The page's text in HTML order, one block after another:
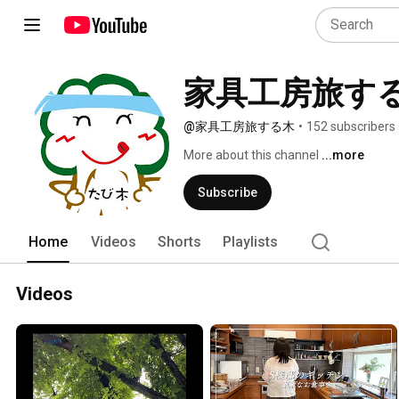
家具工房旅す
@家具工房旅する木 • 152 subscribers
More about this channel ...more
Subscribe
Home Videos Shorts Playlists
Videos